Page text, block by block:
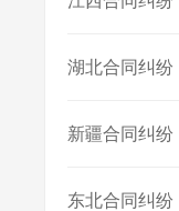
湖北合同纠纷
新疆合同纠纷
东北合同纠纷